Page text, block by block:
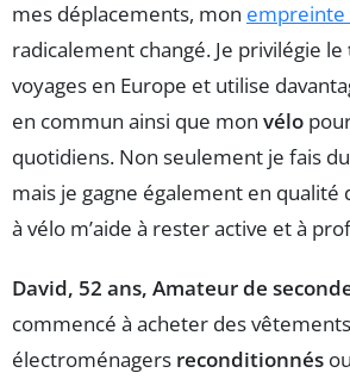
mes déplacements, mon empreinte
radicalement changé. Je privilégie le
voyages en Europe et utilise
en commun ainsi que mon vélo
quotidiens. Non seulement je fais
mais je gagne également en qualité
à vélo m’aide à rester active et à
David, 52 ans, Amateur de
commencé à acheter des
électroménagers reconditionnés